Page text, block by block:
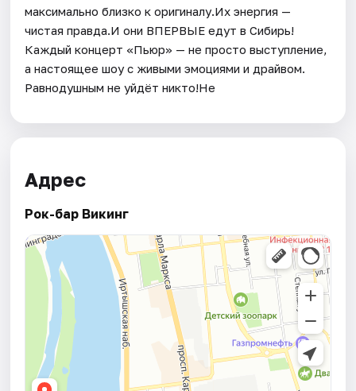
максимально близко к оригиналу.Их энергия —
чистая правда.И они ВПЕРВЫЕ едут в Сибирь!
Каждый концерт «Пьюр» — не просто выступление,
а настоящее шоу с живыми эмоциями и драйвом.
Равнодушным не уйдёт никто!Не
Адрес
Рок-бар Викинг